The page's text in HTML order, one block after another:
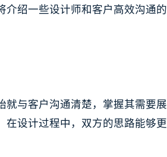
介绍一些设计师和客户高效沟通的
与客户沟通清楚，掌握其需要展
设计过程中，双方的思路能够更